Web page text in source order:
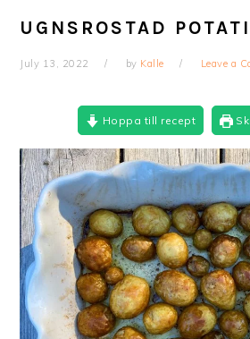
UGNSROSTAD
July 13, 2022 by Kalle Leave a
Hoppa till recept